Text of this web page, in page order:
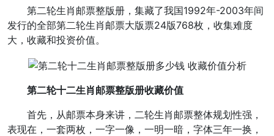
第二轮生肖邮票整版册，集藏了我国1992年-2003年间
发行的全部第二轮生肖邮票大版票24版768枚，收集难度
大，收藏和投资价值。
第二轮十二生肖邮票整版册收藏价值
首先，从邮票本身来讲，二轮生肖邮票整体规划性强，
表现在，一套两枚，一字一像，一明一暗，字体三年一换，